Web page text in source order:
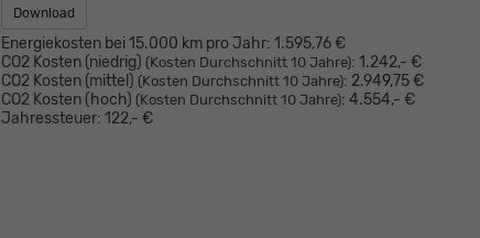
Download
Energiekosten bei 15.000 km pro Jahr: 1.595,76 €
CO2 Kosten (niedrig) (Kosten Durchschnitt 10 Jahre): 1.242,- €
CO2 Kosten (mittel) (Kosten Durchschnitt 10 Jahre): 2.949,75 €
CO2 Kosten (hoch) (Kosten Durchschnitt 10 Jahre): 4.554,- €
Jahressteuer: 122,- €